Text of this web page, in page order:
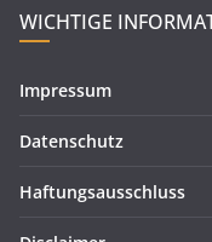
WICHTIGE
Impressum
Datenschutz
Haftungsausschluss